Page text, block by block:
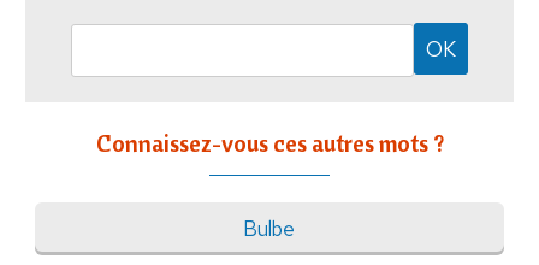
Connaissez-vous ces autres mots ?
Bulbe